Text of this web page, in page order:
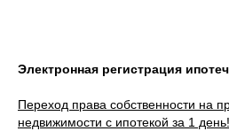
Электронная регистрация
Переход права собственности на
недвижимости с ипотекой за 1 день!